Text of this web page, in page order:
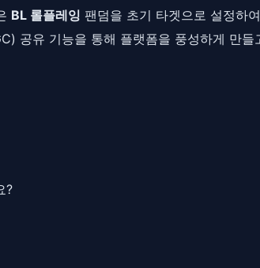
BL 롤플레잉 팬덤을 초기 타겟으로 설정하
공유 기능을 통해 플랫폼을 풍성하게 만들
?